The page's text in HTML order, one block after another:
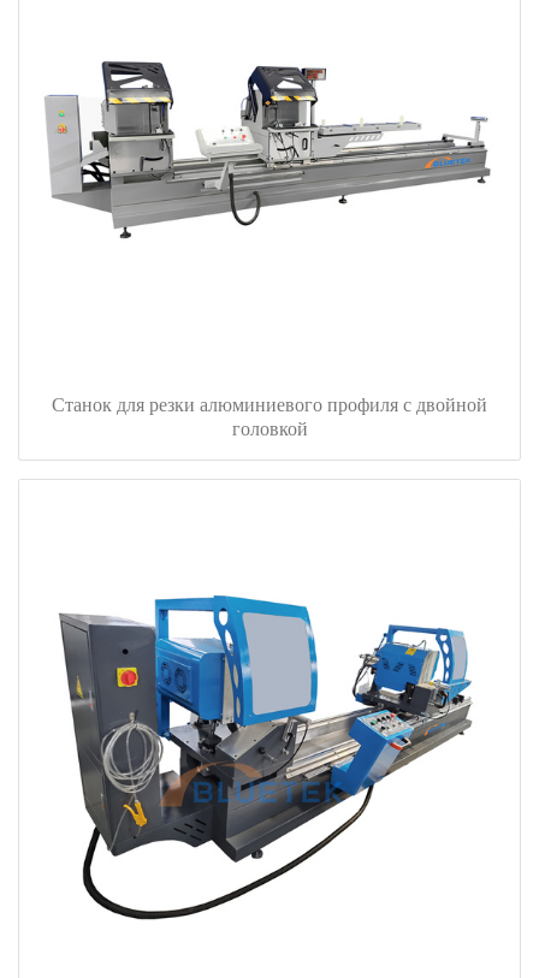
Станок для резки алюминиевого профиля с двойной
головкой